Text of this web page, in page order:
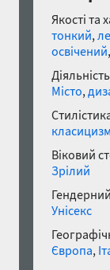
Якості та
тонкий,
освічений
Місто,
Віковий
Зрілий
Унісекс
Європа,